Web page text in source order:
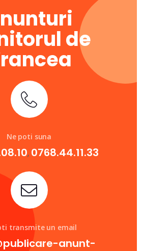
de
Ne poti suna
, 0768.44.11.33
transmite un email
anunt-